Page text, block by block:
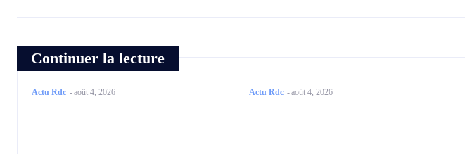
Continuer la lecture
Actu Rdc -août 4, 2026 Actu Rdc -août 4, 2026